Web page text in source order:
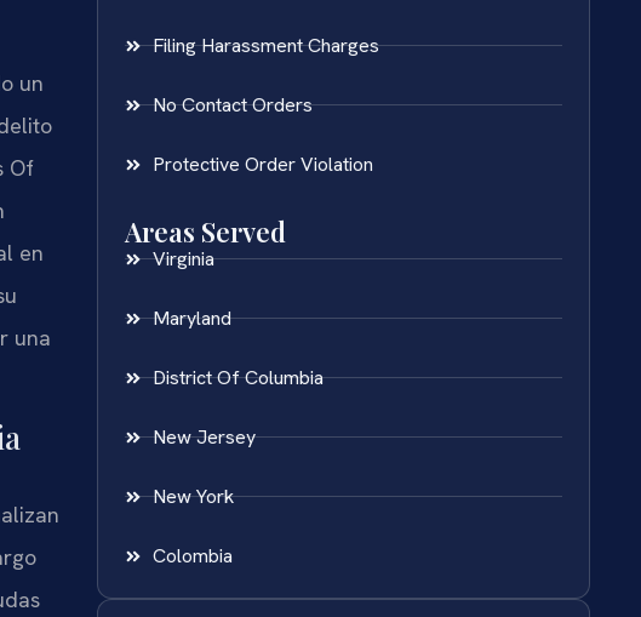
un
Of
en
una
Filing Harassment Charges
No Contact Orders
Protective Order Violation
Areas Served
Virginia
Maryland
District Of Columbia
New Jersey
New York
Colombia